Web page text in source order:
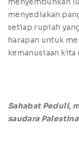
menyediakan
setiap rupiah
harapan untuk
kemanusiaan kita
Sahabat Peduli,
saudara